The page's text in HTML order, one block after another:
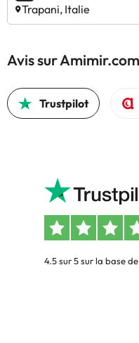
Trapani, Italie
Avis sur Amimir.com
Trustpilot
4.5 sur 5 sur la base